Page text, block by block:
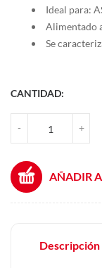
Ideal para:
Alimentado
Se
CANTIDAD:
- +
AÑADIR
Descripción